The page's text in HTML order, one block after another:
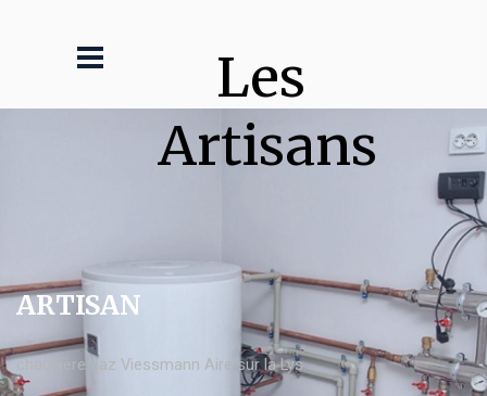
Les
Artisans
ARTISAN
chaudière gaz Viessmann Aire sur la Lys